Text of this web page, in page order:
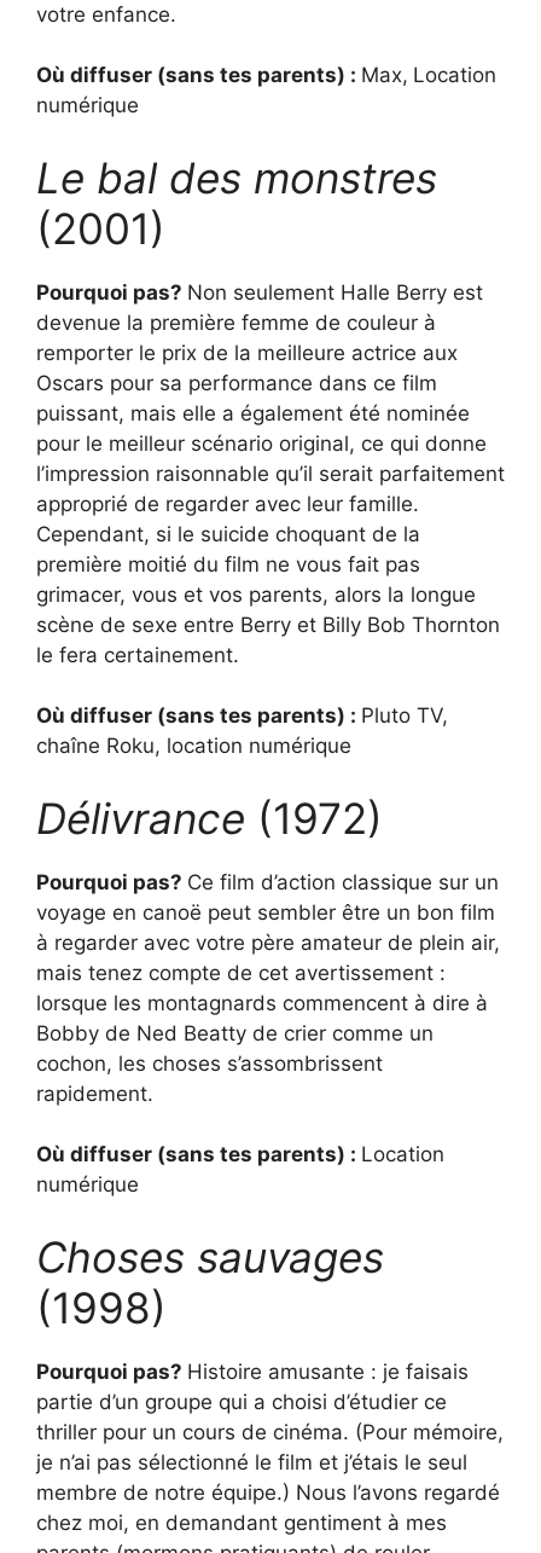
votre enfance.
Où diffuser (sans tes parents) : Max, Location
numérique
Le bal des monstres
(2001)
Pourquoi pas? Non seulement Halle Berry est
devenue la première femme de couleur à
remporter le prix de la meilleure actrice aux
Oscars pour sa performance dans ce film
puissant, mais elle a également été nominée
pour le meilleur scénario original, ce qui donne
l’impression raisonnable qu’il serait parfaitement
approprié de regarder avec leur famille.
Cependant, si le suicide choquant de la
première moitié du film ne vous fait pas
grimacer, vous et vos parents, alors la longue
scène de sexe entre Berry et Billy Bob Thornton
le fera certainement.
Où diffuser (sans tes parents) : Pluto TV,
chaîne Roku, location numérique
Délivrance (1972)
Pourquoi pas? Ce film d’action classique sur un
voyage en canoë peut sembler être un bon film
à regarder avec votre père amateur de plein air,
mais tenez compte de cet avertissement :
lorsque les montagnards commencent à dire à
Bobby de Ned Beatty de crier comme un
cochon, les choses s’assombrissent
rapidement.
Où diffuser (sans tes parents) : Location
numérique
Choses sauvages
(1998)
Pourquoi pas? Histoire amusante : je faisais
partie d’un groupe qui a choisi d’étudier ce
thriller pour un cours de cinéma. (Pour mémoire,
je n’ai pas sélectionné le film et j’étais le seul
membre de notre équipe.) Nous l’avons regardé
chez moi, en demandant gentiment à mes